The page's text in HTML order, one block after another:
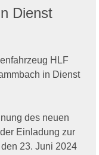
Dienst
HLF
in Dienst
des neuen
Einladung zur
23. Juni 2024